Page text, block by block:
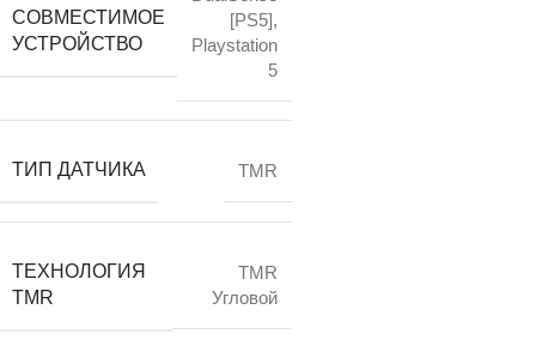
СОВМЕСТИМОЕ
УСТРОЙСТВО
[PS5],
Playstation
5
ТИП ДАТЧИКА TMR
ТЕХНОЛОГИЯ
TMR
TMR
Угловой